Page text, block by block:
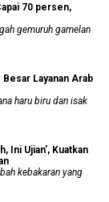
70 persen,
gemuruh gamelan
Layanan Arab
haru biru dan isak
Ini Ujian', Kuatkan
kebakaran yang